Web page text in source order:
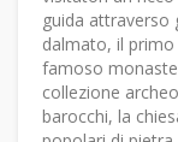
guida attraverso
dalmato, il primo
famoso
collezione
barocchi, la